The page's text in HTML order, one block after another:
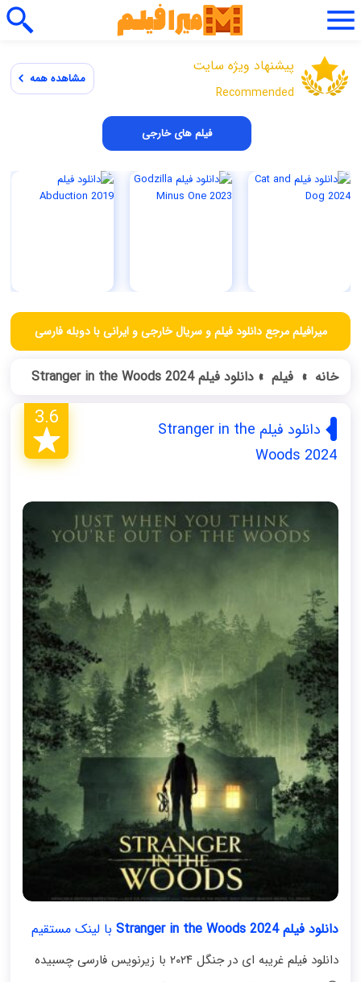
پیشنهاد ویژه سایت
Recommended
مشاهده همه
فیلم های خارجی
میرافیلم مرجع دانلود فیلم و سریال خارجی و ایرانی با دوبله فارسی
خانه » فیلم »دانلود فیلم Stranger in the Woods 2024
دانلود فیلم Stranger in the
Woods 2024
3.6
دانلود فیلم Stranger in the Woods 2024 با لینک مستقیم
دانلود فیلم غریبه ای در جنگل ۲۰۲۴ با زیرنویس فارسی چسبیده